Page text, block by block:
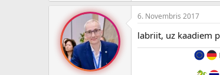
6. Novembris 2017
labriit, uz kaadiem